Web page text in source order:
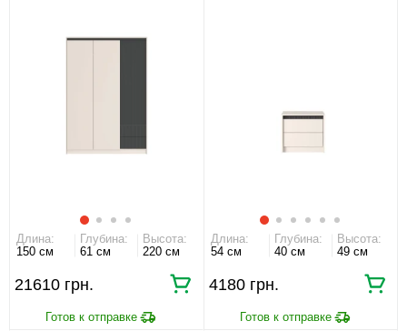
Длина:
150 см
Глубина:
61 см
Высота:
220 см
21610 грн.
Длина:
54 см
Глубина:
40 см
Высота:
49 см
4180 грн.